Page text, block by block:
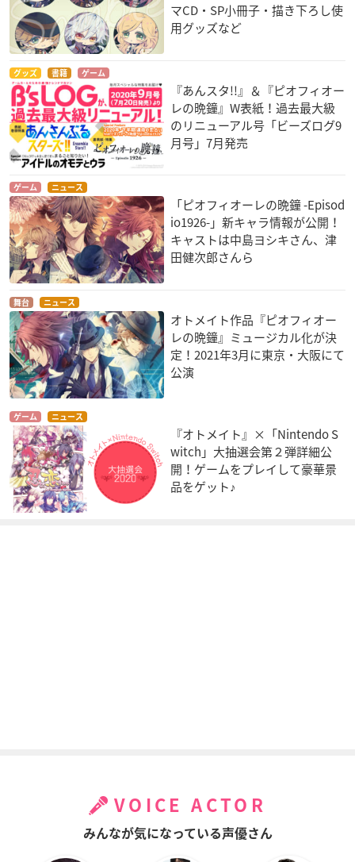
マCD・SP小冊子・描き下ろし使
用グッズなど
グッズ 書籍 ゲーム
『あんスタ!!』＆『ピオフィオー
レの晩鐘』W表紙！過去最大級
のリニューアル号「ビーズログ9
月号」7月発売
ゲーム ニュース
「ピオフィオーレの晩鐘 -Episod
io1926-」新キャラ情報が公開！
キャストは中島ヨシキさん、津
田健次郎さんら
舞台 ニュース
オトメイト作品『ピオフィオー
レの晩鐘』ミュージカル化が決
定！2021年3月に東京・大阪にて
公演
ゲーム ニュース
『オトメイト』×「Nintendo S
witch」大抽選会第２弾詳細公
開！ゲームをプレイして豪華景
品をゲット♪
VOICE ACTOR
みんなが気になっている声優さん